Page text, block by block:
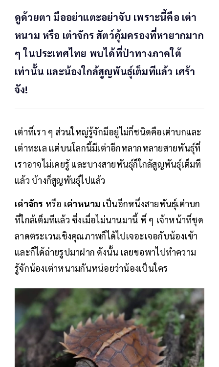
ดูด้วยตา มืออย่าแตะอย่าจับ เพราะนี้คือ เต่า
หนาม หรือ เต่าจักร สัตว์คุ้มครองที่หายากมาก
ๆ ในประเทศไทย พบได้ที่ป่าทางภาคใต้
เท่านั้น และน้องใกล้สูญพันธุ์เต็มทีแล้ว เศร้า
จัง!
เต่าที่เรา ๆ ส่วนใหญ่รู้จักมีอยู่ไม่กี่ชนิดคือเต่าบกและ
เต่าทะเล แต่บนโลกนี้มีเต่าอีกหลากหลายสายพันธุ์ที่
เราอาจไม่เคยรู้ และบางสายพันธุ์ก็ใกล้สูญพันธุ์เต็มที
แล้ว บ้างก็สูญพันธุ์ไปแล้ว
เต่าจักร หรือ เต่าหนาม เป็นอีกหนึ่งสายพันธุ์เต่าบก
ที่ใกล้เต็มทีแล้ว ซึ่งเมื่อไม่นานมานี้ พี่ ๆ เจ้าหน้าที่ชุด
ลาดตระเวนเชิงคุณภาพก็ได้ไปเจอะเจอกับน้องเข้า
และก็ได้ถ่ายรูปมาฝาก ดังนั้น เลยขอพาไปทำความ
รู้จักน้องเต่าหนามกันหน่อยว่าน้องเป็นใคร